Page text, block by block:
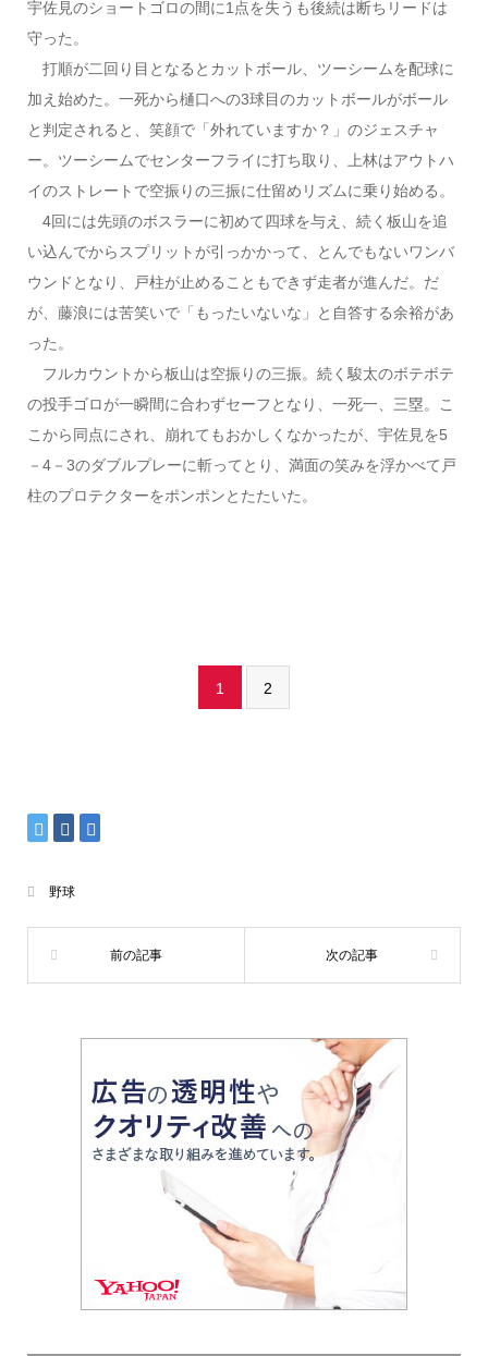
宇佐見のショートゴロの間に1点を失うも後続は断ちリードは
守った。
打順が二回り目となるとカットボール、ツーシームを配球に
加え始めた。一死から樋口への3球目のカットボールがボール
と判定されると、笑顔で「外れていますか？」のジェスチャ
ー。ツーシームでセンターフライに打ち取り、上林はアウトハ
イのストレートで空振りの三振に仕留めリズムに乗り始める。
4回には先頭のボスラーに初めて四球を与え、続く板山を追
い込んでからスプリットが引っかかって、とんでもないワンバ
ウンドとなり、戸柱が止めることもできず走者が進んだ。だ
が、藤浪には苦笑いで「もったいないな」と自答する余裕があ
った。
フルカウントから板山は空振りの三振。続く駿太のボテボテ
の投手ゴロが一瞬間に合わずセーフとなり、一死一、三塁。こ
こから同点にされ、崩れてもおかしくなかったが、宇佐見を5
－4－3のダブルプレーに斬ってとり、満面の笑みを浮かべて戸
柱のプロテクターをポンポンとたたいた。
1 2
野球